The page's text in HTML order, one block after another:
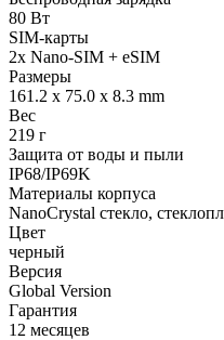
80 Вт
SIM-карты
2x Nano-SIM + eSIM
Размеры
161.2 x 75.0 x 8.3 mm
Вес
219 г
Защита от воды и пыли
IP68/IP69K
Материалы корпуса
NanoCrystal стекло,
Цвет
черный
Версия
Global Version
Гарантия
12 месяцев